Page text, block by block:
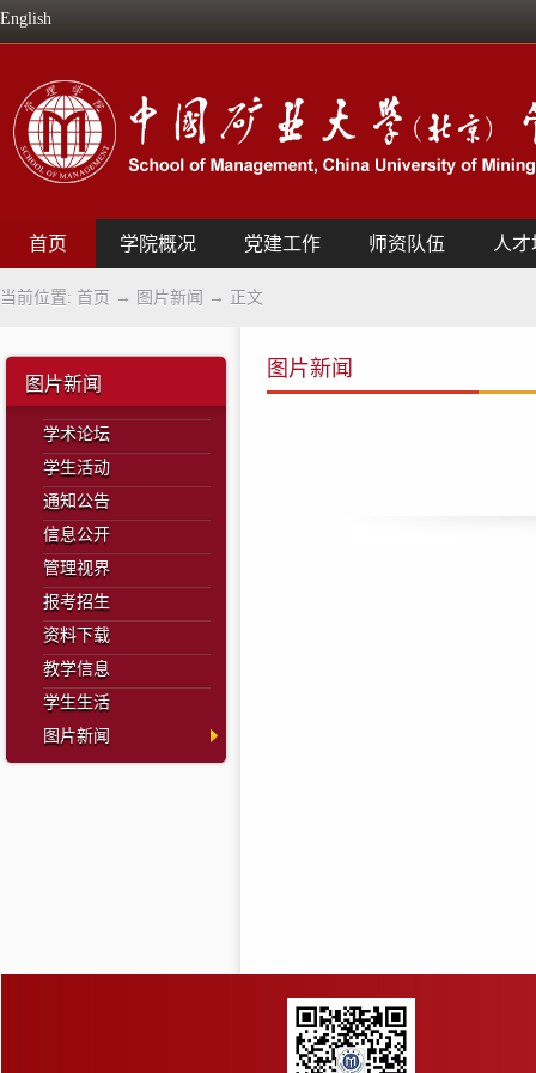
English
首页 学院概况 党建工作 师资队伍 人
当前位置: 首页 → 图片新闻 → 正文
图片新闻
学术论坛
学生活动
通知公告
信息公开
管理视界
报考招生
资料下载
教学信息
学生生活
图片新闻
图片新闻